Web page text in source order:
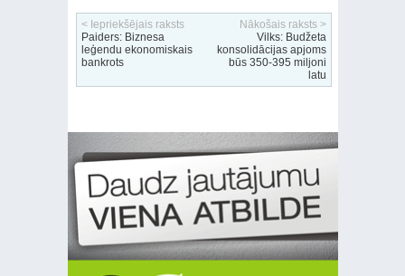
< Iepriekšējais raksts
Paiders: Biznesa
leģendu ekonomiskais
bankrots
Nākošais raksts >
Vilks: Budžeta
konsolidācijas apjoms
būs 350-395 miljoni
latu